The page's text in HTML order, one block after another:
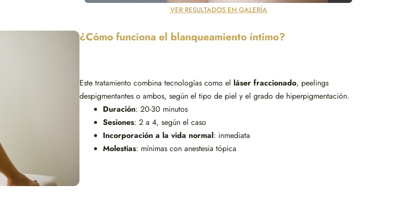
VER RESULTADOS EN GALERÍA
¿Cómo funciona el blanqueamiento íntimo?
Este tratamiento combina tecnologías como el láser fraccionado, peelings
despigmentantes o ambos, según el tipo de piel y el grado de hiperpigmentación.
Duración: 20-30 minutos
Sesiones: 2 a 4, según el caso
Incorporación a la vida normal: inmediata
Molestias: mínimas con anestesia tópica